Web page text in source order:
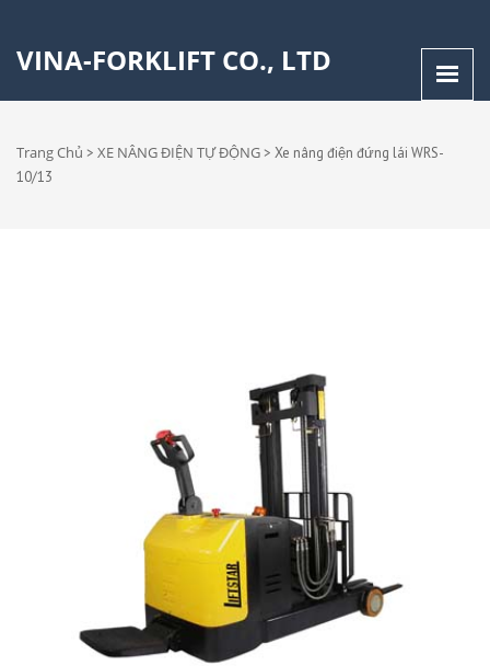
VINA-FORKLIFT CO., LTD
Trang Chủ > XE NÂNG ĐIỆN TỰ ĐỘNG > Xe nâng điện đứng lái WRS-
10/13